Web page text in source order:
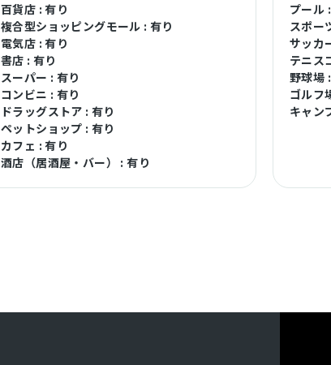
百貨店 : 有り
複合型ショッピングモール : 有り
電気店 : 有り
書店 : 有り
スーパー : 有り
コンビニ : 有り
ドラッグストア : 有り
ペットショップ : 有り
カフェ : 有り
酒店（居酒屋・バー） : 有り
プール
スポー
サッカ
テニス
野球場
ゴルフ
キャン